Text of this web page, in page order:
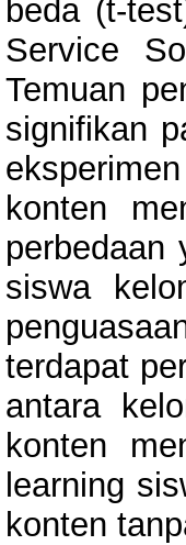
beda (t-
Service
Temuan
signifikan
konten
perbedaan
siswa
terdapat
antara
konten
learning
konten